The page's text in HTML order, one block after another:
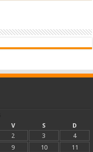
V S
D
2 3
4
9 10
11